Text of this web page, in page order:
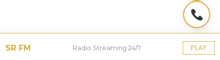
SR FM Radio Streaming 24/7 PLAY